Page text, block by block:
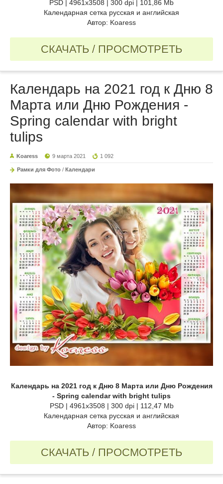
PSD | 4961x3508 | 300 dpi | 101,86 Mb
Календарная сетка русская и английская
Автор: Koaress
СКАЧАТЬ / ПРОСМОТРЕТЬ
Календарь на 2021 год к Дню 8
Марта или Дню Рождения -
Spring calendar with bright
tulips
Koaress 9 марта 2021 1 092
Рамки для Фото / Календари
Календарь на 2021 год к Дню 8 Марта или Дню Рождения
- Spring calendar with bright tulips
PSD | 4961x3508 | 300 dpi | 112,47 Mb
Календарная сетка русская и английская
Автор: Koaress
СКАЧАТЬ / ПРОСМОТРЕТЬ